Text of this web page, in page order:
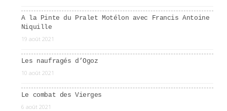
A la Pinte du Pralet Motélon avec Francis Antoine
Niquille
19 août 2021
Les naufragés d’Ogoz
10 août 2021
Le combat des Vierges
6 août 2021